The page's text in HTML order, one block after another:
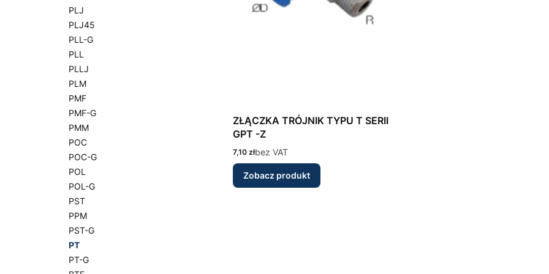
PLJ
PLJ45
PLL-G
PLL
PLLJ
PLM
PMF
PMF-G
PMM
POC
POC-G
POL
POL-G
PST
PPM
PST-G
PT
PT-G
ZŁĄCZKA TRÓJNIK TYPU T SERII
GPT -Z
Cena
7,10 złbez VAT
Zobacz produkt